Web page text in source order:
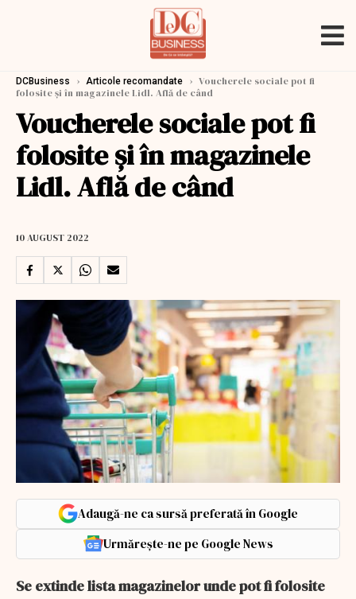
DCBusiness › Articole recomandate › Voucherele sociale pot fi
folosite și în magazinele Lidl. Află de când
Voucherele sociale pot fi
folosite și în magazinele
Lidl. Află de când
10 AUGUST 2022
Adaugă-ne ca sursă preferată în Google
Urmărește-ne pe Google News
Se extinde lista magazinelor unde pot fi folosite